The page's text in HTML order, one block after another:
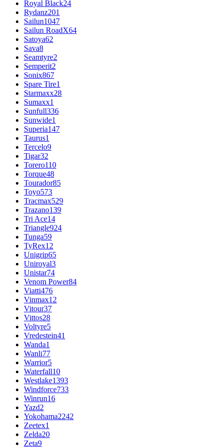
Royal Black24
Rydanz201
Sailun1047
Sailun RoadX64
Satoya62
Sava8
Seamtyre2
Semperit2
Sonix867
Spare Tire1
Starmaxx28
Sumaxx1
Sunfull336
Sunwide1
Superia147
Taurus1
Tercelo9
Tigar32
Torero110
Torque48
Tourador85
Toyo573
Tracmax529
Trazano139
Tri Ace14
Triangle924
Tunga59
TyRex12
Unigrip65
Uniroyal3
Unistar74
Venom Power84
Viatti476
Vinmax12
Vitour37
Vittos28
Voltyre5
Vredestein41
Wanda1
Wanli77
Warrior5
Waterfall10
Westlake1393
Windforce733
Winrun16
Yazd2
Yokohama2242
Zeetex1
Zelda20
Zeta9